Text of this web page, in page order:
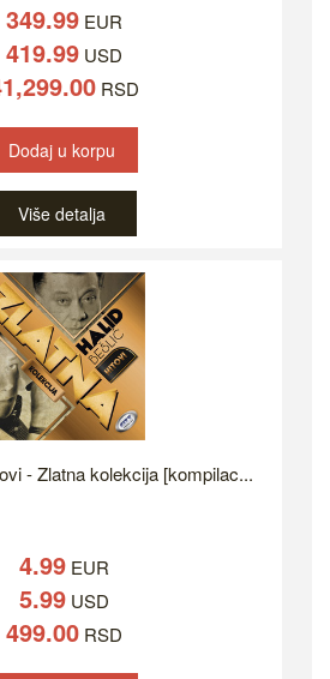
349.99 EUR
419.99 USD
RSD
Dodaj u korpu
Više detalja
- Zlatna kolekcija [kompilac...
4.99 EUR
5.99 USD
499.00 RSD